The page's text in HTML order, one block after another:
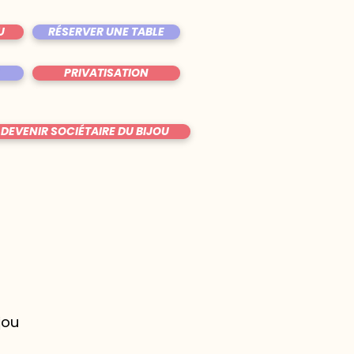
RÉSERVER UNE TABLE
PRIVATISATION
DEVENIR SOCIÉTAIRE DU BIJOU